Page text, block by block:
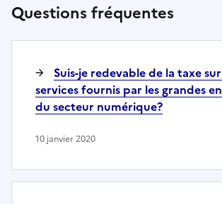
Questions fréquentes
Suis-je redevable de la taxe
services fournis par les grandes
du secteur numérique?
10 janvier 2020